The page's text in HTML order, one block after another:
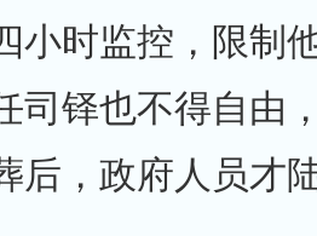
小时监控，限制
司铎也不得自由
后，政府人员才